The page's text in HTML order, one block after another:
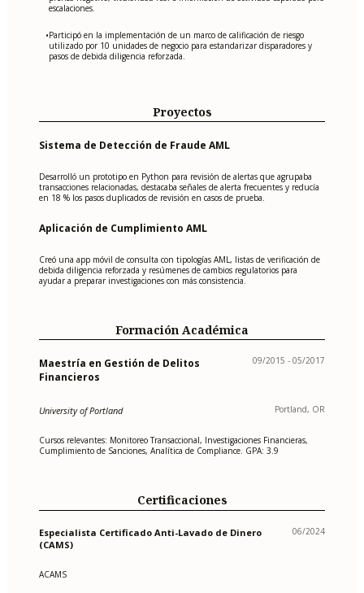
escalaciones.
•Participó en la implementación de un marco de calificación de riesgo
utilizado por 10 unidades de negocio para estandarizar disparadores y
pasos de debida diligencia reforzada.
Proyectos
Sistema de Detección de Fraude AML
Desarrolló un prototipo en Python para revisión de alertas que agrupaba
transacciones relacionadas, destacaba señales de alerta frecuentes y reducía
en 18 % los pasos duplicados de revisión en casos de prueba.
Aplicación de Cumplimiento AML
Creó una app móvil de consulta con tipologías AML, listas de verificación de
debida diligencia reforzada y resúmenes de cambios regulatorios para
ayudar a preparar investigaciones con más consistencia.
Formación Académica
Maestría en Gestión de Delitos
Financieros
09/2015 - 05/2017
University of Portland Portland, OR
Cursos relevantes: Monitoreo Transaccional, Investigaciones Financieras,
Cumplimiento de Sanciones, Analítica de Compliance. GPA: 3.9
Certificaciones
Especialista Certificado Anti-Lavado de Dinero
(CAMS)
06/2024
ACAMS